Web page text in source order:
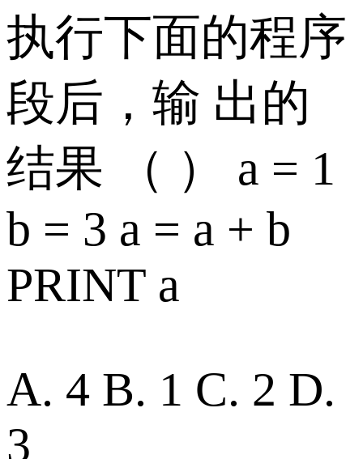
执行下面的程序
段后，输 出的
结果 （ ） a = 1
b = 3 a = a + b
PRINT a
A. 4 B. 1 C. 2 D.
3